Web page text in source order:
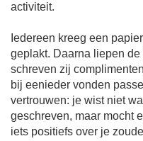
activiteit.
Iedereen kreeg een
geplakt. Daarna liepen
schreven zij
bij eenieder vonden
vertrouwen: je wist niet
geschreven, maar mocht
iets positiefs over je